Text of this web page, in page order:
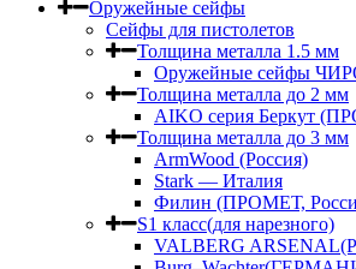
Оружейные сейфы
Сейфы для пистолетов
Толщина металла 1.5 мм
Оружейные сейфы
Толщина металла до 2 мм
AIKO серия Беркут
Толщина металла до 3 мм
ArmWood (Россия)
Stark — Италия
Филин (ПРОМЕТ,
S1 класс(для нарезного)
VALBERG